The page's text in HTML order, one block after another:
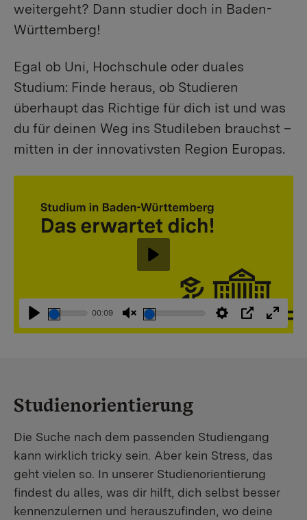
weitergeht? Dann studier doch in Baden-
Württemberg!
Egal ob Uni, Hochschule oder duales
Studium: Finde heraus, ob Studieren
überhaupt das Richtige für dich ist und was
du für deinen Weg ins Studileben brauchst –
mitten in der innovativsten Region Europas.
Abspielen
00:09
StummschaltungEinstellungen
PIP
Abspielen
Studienorientierung
Die Suche nach dem passenden Studiengang
kann wirklich tricky sein. Aber kein Stress, das
geht vielen so. In unserer Studienorientierung
findest du alles, was dir hilft, dich selbst besser
kennenzulernen und herauszufinden, wo deine